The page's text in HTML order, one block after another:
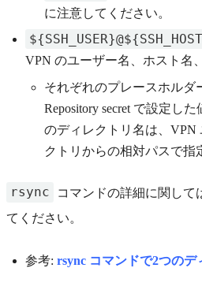
に注意してください。
VPN のユーザー名、ホスト名
それぞれのプレースホルダ
Repository secret で設定し
のディレクトリ名は、VPN
クトリからの相対パスで指
rsync
コマンドの詳細に関して
てください。
参考: rsync コマンドで2つの